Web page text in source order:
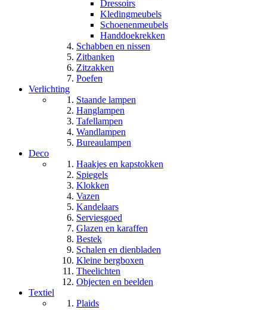
Dressoirs
Kledingmeubels
Schoenenmeubels
Handdoekrekken
Schabben en nissen
Zitbanken
Zitzakken
Poefen
Verlichting
Staande lampen
Hanglampen
Tafellampen
Wandlampen
Bureaulampen
Deco
Haakjes en kapstokken
Spiegels
Klokken
Vazen
Kandelaars
Serviesgoed
Glazen en karaffen
Bestek
Schalen en dienbladen
Kleine bergboxen
Theelichten
Objecten en beelden
Textiel
Plaids